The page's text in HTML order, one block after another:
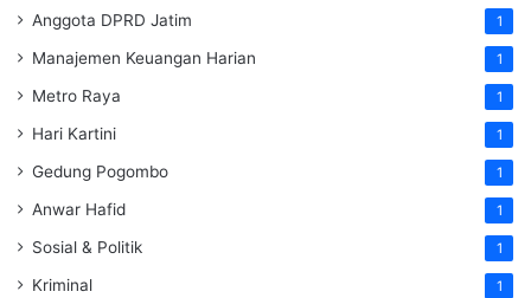
Anggota DPRD Jatim 1
Manajemen Keuangan Harian 1
Metro Raya 1
Hari Kartini 1
Gedung Pogombo 1
Anwar Hafid 1
Sosial & Politik 1
Kriminal 1